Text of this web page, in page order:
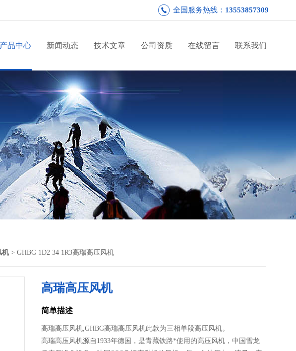
全国服务热线： 13553857309
产品中心 新闻动态 技术文章 公司资质 在线留言 联系我们
机> GHBG 1D2 34 1R3高瑞高压风机
高瑞高压风机
简单描述
高瑞高压风机,GHBG高瑞高压风机此款为三相单段高压风机。
高瑞高压风机源自1933年德国，是青藏铁路*使用的高压风机，中国雪龙